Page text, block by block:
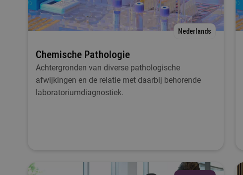
Nederlands
Chemische Pathologie
Achtergronden van diverse pathologische
afwijkingen en de relatie met daarbij behorende
laboratoriumdiagnostiek.